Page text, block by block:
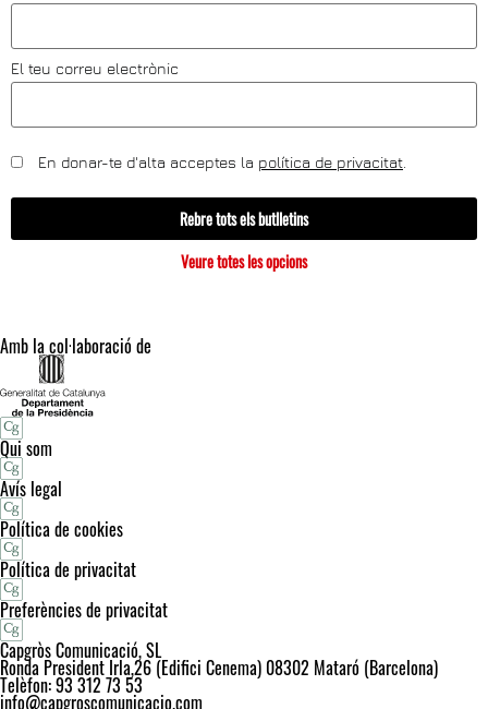
El teu correu electrònic
En donar-te d'alta acceptes la política de privacitat
Rebre tots els butlletins
Veure totes les opcions
Amb la col·laboració de
Qui som
Avís legal
Política de cookies
Política de privacitat
Preferències de privacitat
Capgròs Comunicació, SL
Ronda President Irla,26 (Edifici Cenema) 08302 Mataró (Barcelona)
Telèfon: 93 312 73 53
info@capgroscomunicacio.com